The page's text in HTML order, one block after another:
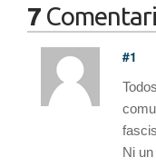
7
#1
Ni